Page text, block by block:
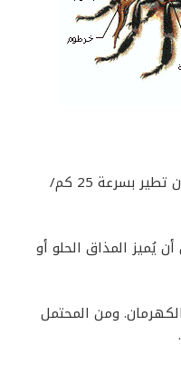
– السرعة: تستطيع النحلة الشغالة أن تطير بسرعة 25 كم/
يُميز المذاق الحلو أو
ومن المحتمل